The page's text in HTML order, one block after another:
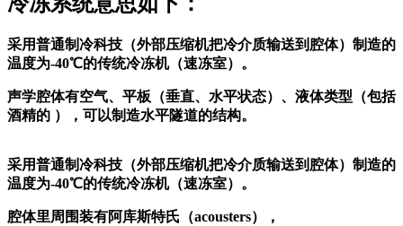
采用普通制冷科技（外部压缩机把冷介质输送到腔体）制造的
温度为-40℃的传统冷冻机（速冻室）。
声学腔体有空气、平板（垂直、水平状态）、液体类型（包括
酒精的 ），可以制造水平隧道的结构。
采用普通制冷科技（外部压缩机把冷介质输送到腔体）制造的
温度为-40℃的传统冷冻机（速冻室）。
腔体里周围装有阿库斯特氏（acousters），